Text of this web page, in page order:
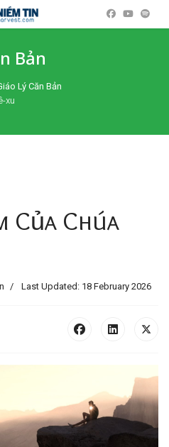
Bản
Lý Căn Bản
xu
Của Chúa
Last Updated: 18 February 2026